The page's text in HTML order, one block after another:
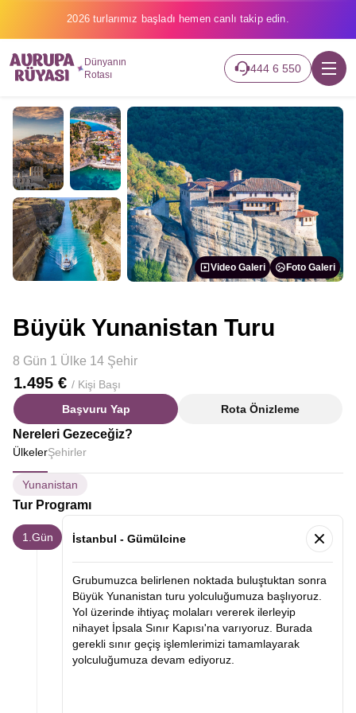
2026 turlarımız başladı hemen canlı takip edin.
Dünyanın
Rotası
444 6 550
Video Galeri Foto Galeri
Büyük Yunanistan Turu
8 Gün 1 Ülke 14 Şehir
1.495 € / Kişi Başı
Başvuru Yap
Rota Önizleme
Nereleri Gezeceğiz?
ÜlkelerŞehirler
Yunanistan
Tur Programı
1.Gün İstanbul - Gümülcine
Grubumuzca belirlenen noktada buluştuktan sonra
Büyük Yunanistan turu yolculuğumuza başlıyoruz.
Yol üzerinde ihtiyaç molaları vererek ilerleyip
nihayet İpsala Sınır Kapısı'na varıyoruz. Burada
gerekli sınır geçiş işlemlerimizi tamamlayarak
yolculuğumuza devam ediyoruz.